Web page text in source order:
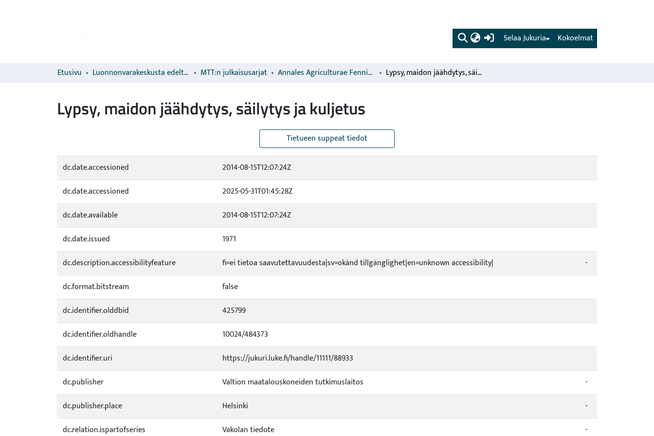
(current) Kokoelmat
Selaa Jukuria
Etusivu Luonnonvarakeskusta edeltävien organisaatioiden sarjat MTT:n julkaisusarjat Annales Agriculturae Fenniae Lypsy, maidon jäähdytys, säilytys ja kuljetus
Lypsy, maidon jäähdytys, säilytys ja kuljetus
Tietueen suppeat tiedot
dc.date.accessioned
2014-08-15T12:07:24Z
dc.date.accessioned
2025-05-31T01:45:28Z
dc.date.available
2014-08-15T12:07:24Z
dc.date.issued
1971
dc.description.accessibilityfeature
fi=ei tietoa saavutettavuudesta|sv=okänd tillgänglighet|en=unknown accessibility|
-
dc.format.bitstream
false
dc.identifier.olddbid
425799
dc.identifier.oldhandle
10024/484373
dc.identifier.uri
https://jukuri.luke.fi/handle/11111/88933
dc.publisher
Valtion maatalouskoneiden tutkimuslaitos
-
dc.publisher.place
Helsinki
-
dc.relation.ispartofseries
Vakolan tiedote -